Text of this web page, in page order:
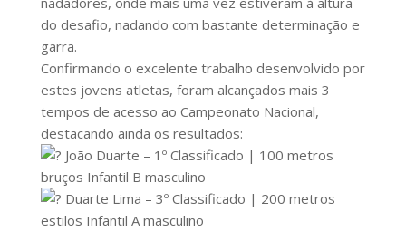
do desafio, nadando com bastante determinação e
garra.
Confirmando o excelente trabalho desenvolvido por
estes jovens atletas, foram alcançados mais 3
tempos de acesso ao Campeonato Nacional,
destacando ainda os resultados:
João Duarte – 1º Classificado | 100 metros
bruços Infantil B masculino
Duarte Lima – 3º Classificado | 200 metros
estilos Infantil A masculino